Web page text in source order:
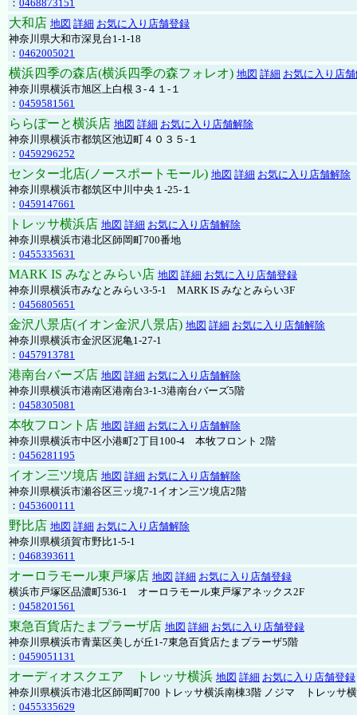
： 0468873151
大和店 地図 詳細 お気に入り店舗登録
神奈川県大和市深見台1-1-18
： 0462005021
横浜四季の森店(横浜四季の森フォレオ) 地図 詳細 お気に入り店
神奈川県横浜市旭区上白根３-４１-１
： 0459581561
ららぽーと横浜店 地図 詳細 お気に入り店舗解除
神奈川県横浜市都筑区池辺町４０３５-１
： 0459296252
センター北店(ノースポートモール) 地図 詳細 お気に入り店舗解除
神奈川県横浜市都筑区中川中央１-25-１
： 0459147661
トレッサ横浜店 地図 詳細 お気に入り店舗解除
神奈川県横浜市港北区師岡町700番地
： 0455335631
MARK IS みなとみらい店 地図 詳細 お気に入り店舗登録
神奈川県横浜市みなとみらい3-5-1 MARK IS みなとみらい3F
： 0456805651
金沢八景店(イオン金沢八景店) 地図 詳細 お気に入り店舗解除
神奈川県横浜市金沢区泥亀1-27-1
： 0457913781
港南台バーズ店 地図 詳細 お気に入り店舗解除
神奈川県横浜市港南区港南台3-1-3港南台バーズ5階
： 0458305081
本牧フロント店 地図 詳細 お気に入り店舗解除
神奈川県横浜市中区小港町2丁目100-4 本牧フロント 2階
： 0456281195
イオン三ツ境店 地図 詳細 お気に入り店舗解除
神奈川県横浜市瀬谷区三ッ境7-1イオン三ツ境店2階
： 0453600111
野比店 地図 詳細 お気に入り店舗解除
神奈川県横須賀市野比1-5-1
： 0468393611
オーロラモール東戸塚店 地図 詳細 お気に入り店舗登録
横浜市戸塚区品濃町536-1 オーロラモール東戸塚アネックス2F
： 0458201561
東急百貨店たまプラーザ店 地図 詳細 お気に入り店舗登録
神奈川県横浜市青葉区美しが丘1-7東急百貨店たまプラーザ5階
： 0459051131
オーディオスクエア トレッサ横浜 地図 詳細 お気に入り店舗登録
神奈川県横浜市港北区師岡町700 トレッサ横浜南棟3階 ノジマ トレッサ
： 0455335629